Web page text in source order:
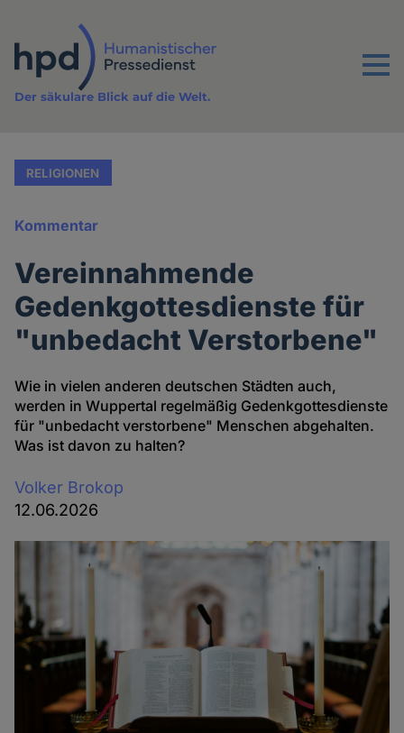
Inhalt
Menu
Der säkulare Blick auf die Welt.
RELIGIONEN
Kommentar
Vereinnahmende
Gedenkgottesdienste für
"unbedacht Verstorbene"
Wie in vielen anderen deutschen Städten auch,
werden in Wuppertal regelmäßig Gedenkgottesdienste
für "unbedacht verstorbene" Menschen abgehalten.
Was ist davon zu halten?
Volker Brokop
12.06.2026